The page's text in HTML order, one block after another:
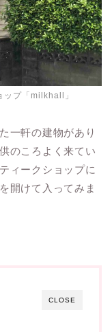
ップ「milkhall」
一軒の建物があり
のころよく来てい
ィークショップに
開けて入ってみま
CLOSE